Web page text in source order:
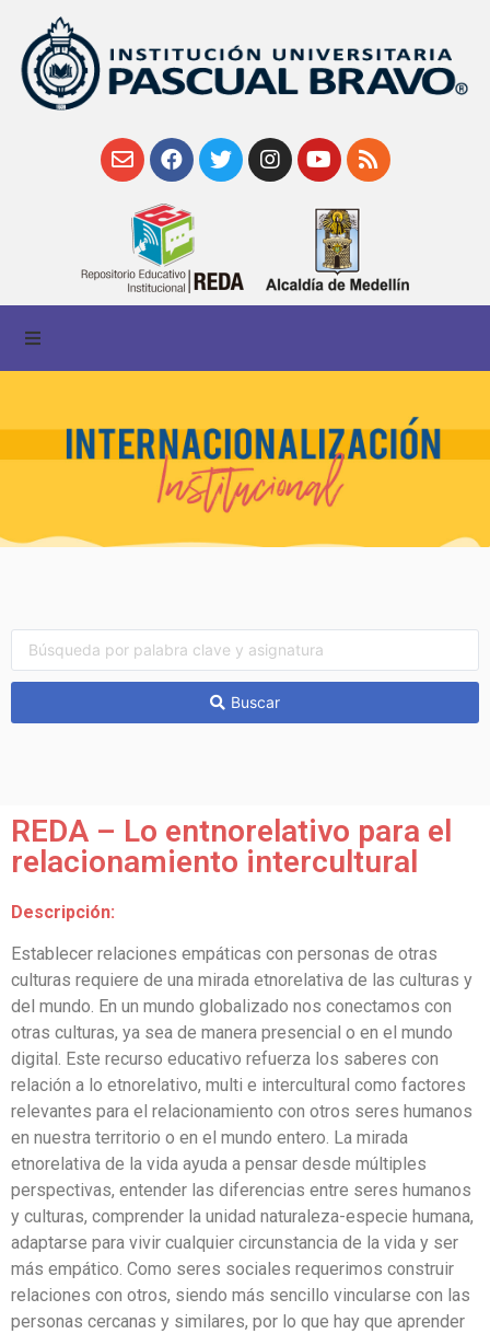
Buscar
REDA – Lo entnorelativo para el
relacionamiento intercultural
Descripción:
Establecer relaciones empáticas con personas de otras
culturas requiere de una mirada etnorelativa de las culturas y
del mundo. En un mundo globalizado nos conectamos con
otras culturas, ya sea de manera presencial o en el mundo
digital. Este recurso educativo refuerza los saberes con
relación a lo etnorelativo, multi e intercultural como factores
relevantes para el relacionamiento con otros seres humanos
en nuestra territorio o en el mundo entero. La mirada
etnorelativa de la vida ayuda a pensar desde múltiples
perspectivas, entender las diferencias entre seres humanos
y culturas, comprender la unidad naturaleza-especie humana,
adaptarse para vivir cualquier circunstancia de la vida y ser
más empático. Como seres sociales requerimos construir
relaciones con otros, siendo más sencillo vincularse con las
personas cercanas y similares, por lo que hay que aprender